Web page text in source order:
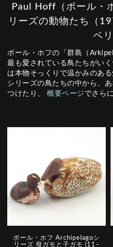
Paul Hoff（ポール・
リーズの動物たち（
ベ
ポール・ホフの「群島（
最も愛されている鳥たちがい
は本物そっくりで温かみのあ
シリーズの鳥たちの中から、
つけたり、
概要ページ でさら
ポール・ホフ Archipelagoシ
リーズ 母ガモと子ガモ (11–